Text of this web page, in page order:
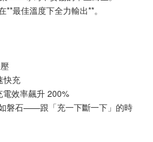
最佳溫度下全力輸出**。
快充
效率飆升 200%
磐石——跟「充一下斷一下」的時